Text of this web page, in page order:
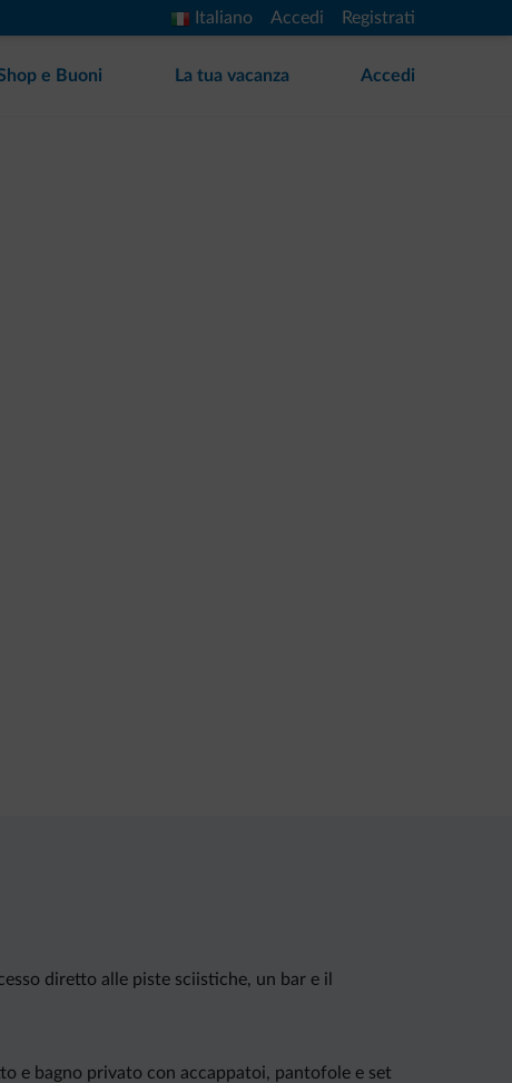
Italiano Accedi Registrati
e Buoni La tua vacanza Accedi
diretto alle piste sciistiche, un bar e il
e bagno privato con accappatoi, pantofole e set